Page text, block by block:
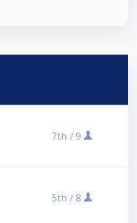
7th / 9
5th / 8